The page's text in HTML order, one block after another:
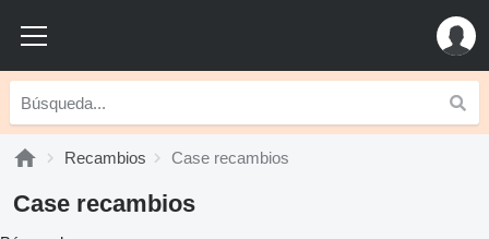
Recambios Case recambios
Case recambios